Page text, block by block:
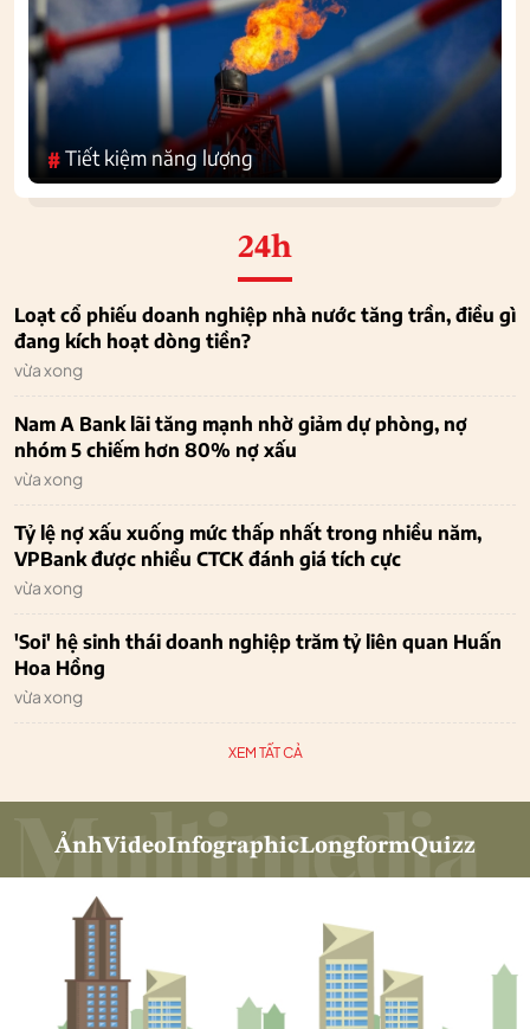
#Tiết kiệm năng lượng
24h
Loạt cổ phiếu doanh nghiệp nhà nước tăng trần, điều gì
đang kích hoạt dòng tiền?
vừa xong
Nam A Bank lãi tăng mạnh nhờ giảm dự phòng, nợ
nhóm 5 chiếm hơn 80% nợ xấu
vừa xong
Tỷ lệ nợ xấu xuống mức thấp nhất trong nhiều năm,
VPBank được nhiều CTCK đánh giá tích cực
vừa xong
'Soi' hệ sinh thái doanh nghiệp trăm tỷ liên quan Huấn
Hoa Hồng
vừa xong
XEM TẤT CẢ
ẢnhVideoInfographicLongformQuizz